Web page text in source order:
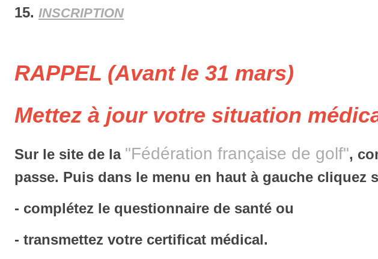
15. INSCRIPTION
RAPPEL (Avant le 31 mars)
Mettez à jour votre situation
Sur le site de la "Fédération française de golf",
passe. Puis dans le menu en haut à gauche cliquez
- complétez le questionnaire de santé ou
- transmettez votre certificat médical.